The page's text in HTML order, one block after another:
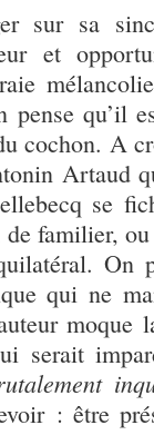
sur sa
et
pense qu’il
cochon. A
Artaud
se
familier,
On
qui ne
moque
serait
: être